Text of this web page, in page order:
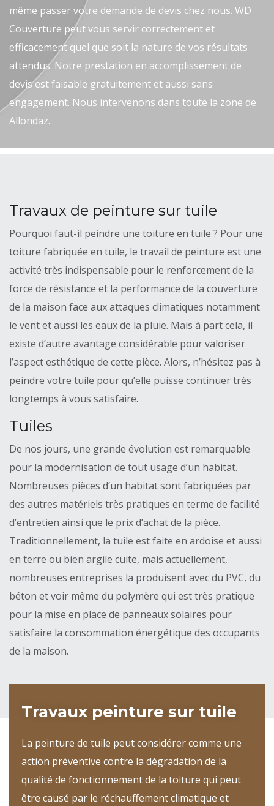
même passer votre demande de devis chez nous. WD
Couverture peut vous servir correctement et
efficacement quel que soit la nature de vos résultats
attendus. Notre prestation en accomplissement de
devis est faisable gratuitement et aussi sans
engagement. Nous intervenons dans toute la zone de
Allondaz.
Travaux de peinture sur tuile
Pourquoi faut-il peindre une toiture en tuile ? Pour une
toiture fabriquée en tuile, le travail de peinture est une
activité très indispensable pour le renforcement de la
force de résistance et la performance de la couverture
de la maison face aux attaques climatiques notamment
le vent et aussi les eaux de la pluie. Mais à part cela, il
existe d’autre avantage considérable pour valoriser
l’aspect esthétique de cette pièce. Alors, n’hésitez pas à
peindre votre tuile pour qu’elle puisse continuer très
longtemps à vous satisfaire.
Tuiles
De nos jours, une grande évolution est remarquable
pour la modernisation de tout usage d’un habitat.
Nombreuses pièces d’un habitat sont fabriquées par
des autres matériels très pratiques en terme de facilité
d’entretien ainsi que le prix d’achat de la pièce.
Traditionnellement, la tuile est faite en ardoise et aussi
en terre ou bien argile cuite, mais actuellement,
nombreuses entreprises la produisent avec du PVC, du
béton et voir même du polymère qui est très pratique
pour la mise en place de panneaux solaires pour
satisfaire la consommation énergétique des occupants
de la maison.
Travaux peinture sur tuile
La peinture de tuile peut considérer comme une
action préventive contre la dégradation de la
qualité de fonctionnement de la toiture qui peut
être causé par le réchauffement climatique et